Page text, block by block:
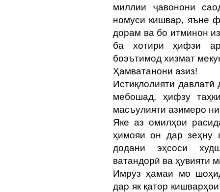
миллии ҷавонони
номуси кишвар, яъне
дорам ва бо итминон
ба хотири ҳифзи
боэътимод хизмат
Ҳамватанони азиз!
Истиқлолияти
мебошад, ҳифзу
масъулияти азимеро
Яке аз омилҳои
ҳимояи он дар зеҳну
додани эҳсоси
ватандорӣ ва ҳувияти
Имрӯз ҳамаи мо
дар як қатор